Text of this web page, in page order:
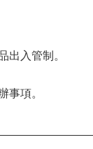
出入管制。
事項。